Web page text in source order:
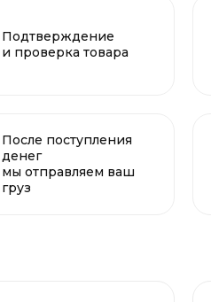
Подтверждение
и проверка товара
После поступления
денег
мы отправляем ваш
груз